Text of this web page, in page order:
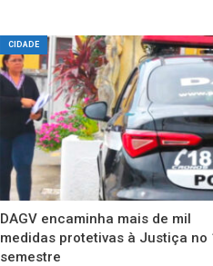
CIDADE
DAGV encaminha mais de mil
medidas protetivas à Justiça no
semestre